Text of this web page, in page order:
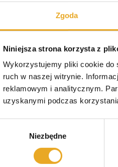
Zgoda
Niniejsza strona korzysta z
Wykorzystujemy pliki cookie do
ruch w naszej witrynie.
reklamowym i analitycznym.
uzyskanymi podczas
Niezbędne
Skończyłem WSB
techniczno-
IT. Po godzinach